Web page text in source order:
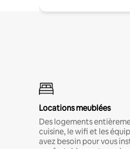
Locations meublées
Des logements
cuisine, le wifi et les
avez besoin pour vous